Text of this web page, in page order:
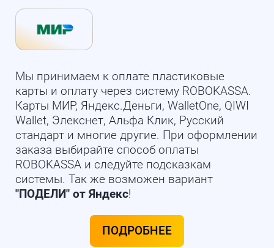
Мы принимаем к оплате пластиковые
карты и оплату через систему ROBOKASSA.
Карты МИР, Яндекс.Деньги, WalletOne, QIWI
Wallet, Элекснет, Альфа Клик, Русский
стандарт и многие другие. При оформлении
заказа выбирайте способ оплаты
ROBOKASSA и следуйте подсказкам
системы. Так же возможен вариант
"ПОДЕЛИ" от Яндекс!
ПОДРОБНЕЕ